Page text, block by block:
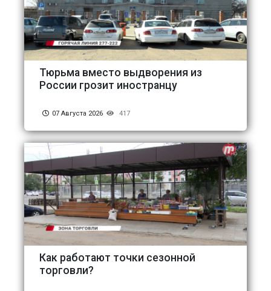
Тюрьма вместо выдворения из
России грозит иностранцу
07 Августа 2026 417
Как работают точки сезонной
торговли?